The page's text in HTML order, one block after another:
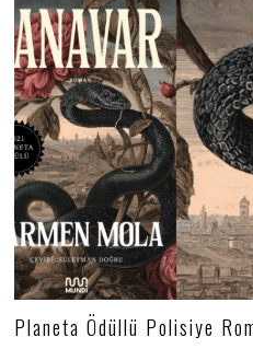
Planeta Ödüllü Polisiye